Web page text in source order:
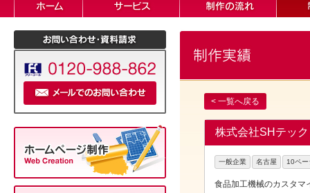
< 一覧へ戻る
株式会社SHテッ
一般企業 名古屋 10ペ
食品加工機械のカスタマ